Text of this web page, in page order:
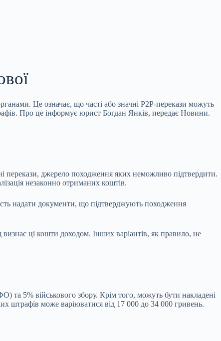
Це означає, що часті або значні P2P-перекази можуть
Про це інформує юрист Богдан Янків, передає Новини.
перекази, джерело походження яких неможливо підтвердити.
незаконно отриманих коштів.
надати документи, що підтверджують походження
ці кошти доходом. Інших варіантів, як правило, не
та 5% військового збору. Крім того, можуть бути накладені
штрафів може варіюватися від 17 000 до 34 000 гривень.